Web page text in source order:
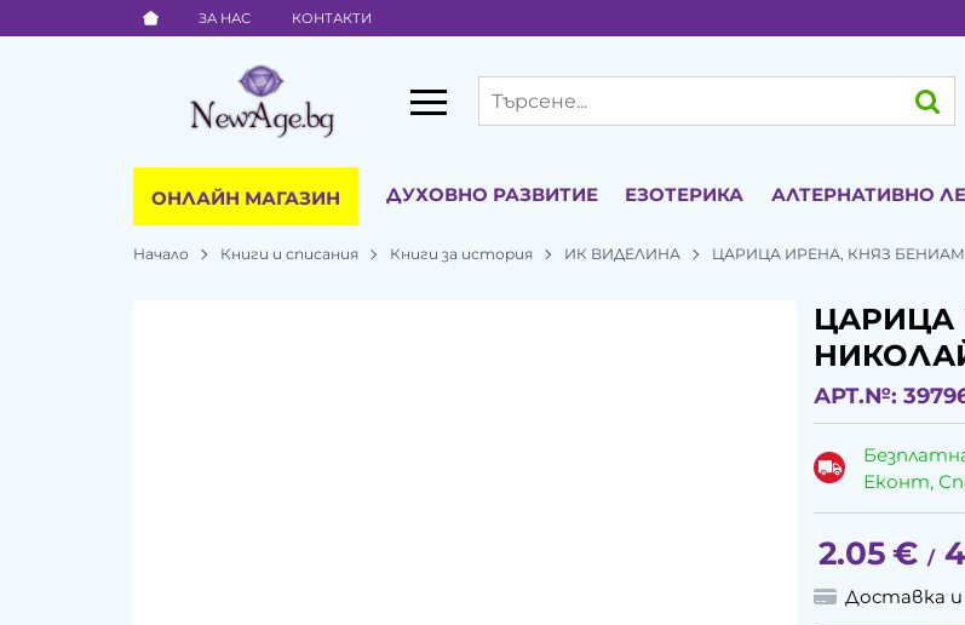
ЗА НАС КОНТАКТИ
ОНЛАЙН МАГАЗИН ДУХОВНО РАЗВИТИЕ ЕЗОТЕРИКА АЛТЕРНАТИВНО
Начало Книги и списания Книги за история ИК ВИДЕЛИНА ЦАРИЦА ИРЕНА, КНЯЗ
ЦАРИЦА
АРТ.№:
Еконт,
2.05€ /
Доставка